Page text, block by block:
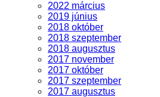
2022 március
2019 június
2018 október
2018 szeptember
2018 augusztus
2017 november
2017 október
2017 szeptember
2017 augusztus